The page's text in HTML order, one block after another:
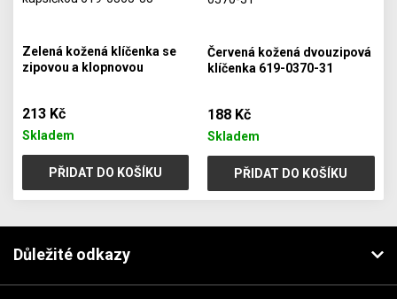
Zelená kožená klíčenka se
zipovou a klopnovou
213 Kč
Skladem
PŘIDAT DO KOŠÍKU
Červená kožená dvouzipová
klíčenka 619-0370-31
188 Kč
Skladem
PŘIDAT DO KOŠÍKU
Důležité odkazy